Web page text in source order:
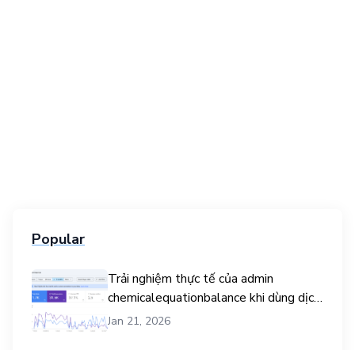
Popular
Trải nghiệm thực tế của admin
chemicalequationbalance khi dùng dịch
vụ mua traffic user
Jan 21, 2026